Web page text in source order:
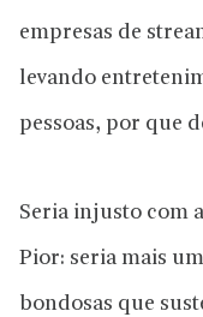
empresas de
levando
pessoas, por que
Seria injusto com
Pior: seria mais
bondosas que